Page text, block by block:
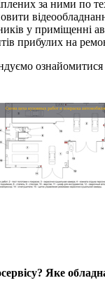
за ними по
у приміщенні
прибулих на
ознайомитися
Яке